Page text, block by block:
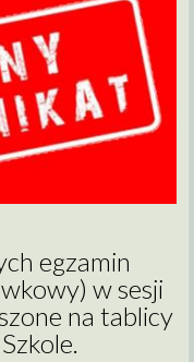
egzamin
w sesji
na tablicy